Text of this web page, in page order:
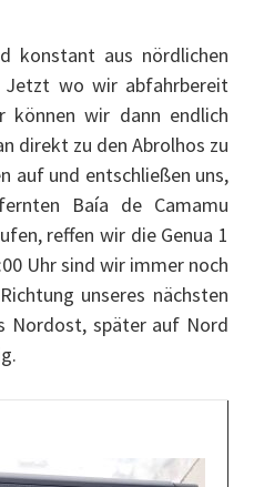
konstant aus nördlichen
Jetzt wo wir abfahrbereit
können wir dann endlich
direkt zu den Abrolhos zu
auf und entschließen uns,
Baía de Camamu
reffen wir die Genua 1
Uhr sind wir immer noch
unseres nächsten
Nordost, später auf Nord